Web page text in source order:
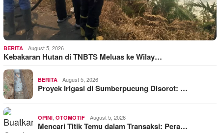
BERITA August 5, 2026
Kebakaran Hutan di TNBTS Meluas ke Wilay…
BERITA August 5, 2026
Proyek Irigasi di Sumberpucung Disorot: …
OPINI OTOMOTIF August 5, 2026
Mencari Titik Temu dalam Transaksi: Pera…